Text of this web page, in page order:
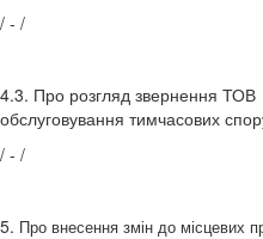
/ - /
4.3. Про розгляд звернення ТОВ
обслуговування тимчасових
/ - /
5. Про внесення змін до місцевих